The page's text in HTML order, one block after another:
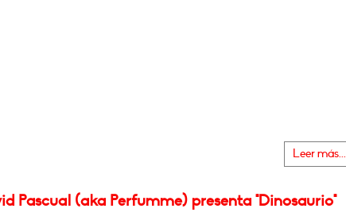
Leer más...
Pascual (aka Perfumme) presenta "Dinosaurio"